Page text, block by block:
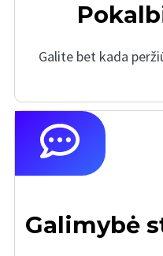
Galite bet kada
Galimybė